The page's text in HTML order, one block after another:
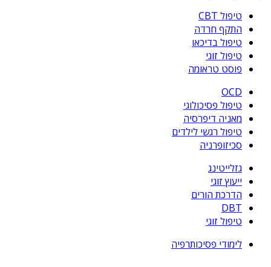
טיפול CBT
התקף חרדה
טיפול בדיכאו
טיפול זוגי
פוסט טראומה
OCD
טיפול פסיכולוגי
מאניה דיפרסיה
טיפול רגשי לילדים
סכיזופרניה
גזלייטינג
ייעוץ זוגי
הדרכת הורים
DBT
טיפול זוגי
לימודי פסיכותרפיה